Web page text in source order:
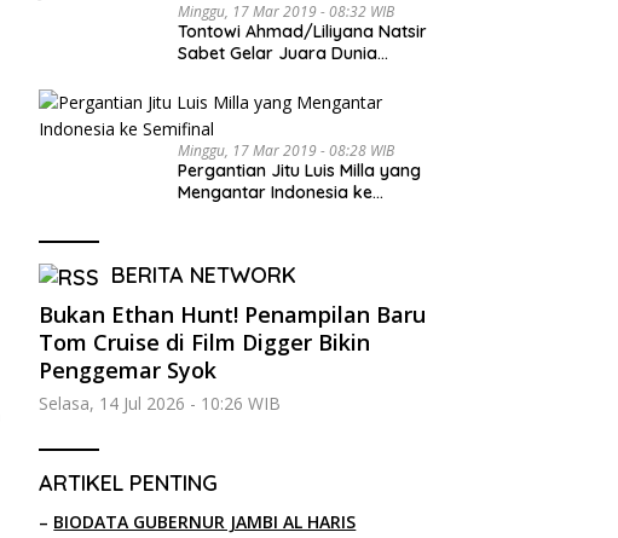
Minggu, 17 Mar 2019 - 08:32 WIB
Tontowi Ahmad/Liliyana Natsir
Sabet Gelar Juara Dunia
Minggu, 17 Mar 2019 - 08:28 WIB
Pergantian Jitu Luis Milla yang
Mengantar Indonesia ke
BERITA NETWORK
Bukan Ethan Hunt! Penampilan Baru
Tom Cruise di Film Digger Bikin
Penggemar Syok
Selasa, 14 Jul 2026 - 10:26 WIB
ARTIKEL PENTING
– BIODATA GUBERNUR JAMBI AL HARIS